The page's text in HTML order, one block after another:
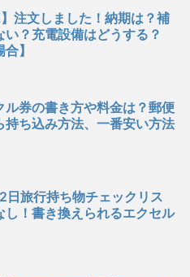
】注文しました！納期は？補
い？充電設備はどうする？
】
ル券の書き方や料金は？郵便
持ち込み方法、一番安い方法
2日旅行持ち物チェックリス
し！書き換えられるエクセル